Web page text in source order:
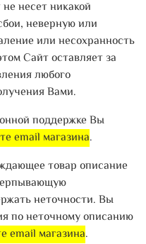
несет никакой
неверную или
или несохранность
Сайт оставляет за
любого
Вами.
поддержке Вы
email магазина.
товар описание
неточности. Вы
по неточному описанию
email магазина.